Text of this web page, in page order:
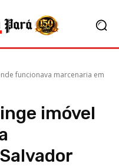
funcionava marcenaria em
imóvel